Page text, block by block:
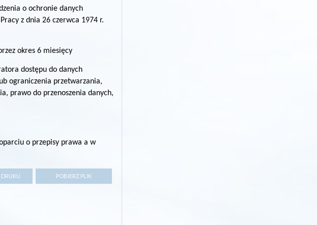
o ochronie danych
z dnia 26 czerwca 1974 r.
okres 6 miesięcy
dostępu do danych
ograniczenia przetwarzania,
prawo do przenoszenia danych,
o przepisy prawa a w